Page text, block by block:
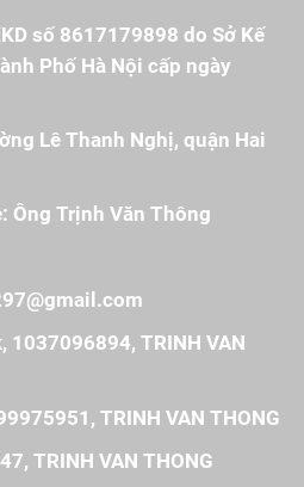
số 8617179898 do Sở Kế
Phố Hà Nội cấp ngày
Lê Thanh Nghị, quận Hai
Ông Trịnh Văn Thông
1037096894, TRINH VAN
TRINH VAN THONG
TRINH VAN THONG